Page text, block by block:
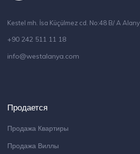
Kestel mh. İsa Küçülmez cd. No:48 B/ A
+90 242 511 11 18
info@westalanya.com
Продается
Продажа Квартиры
Продажа Виллы